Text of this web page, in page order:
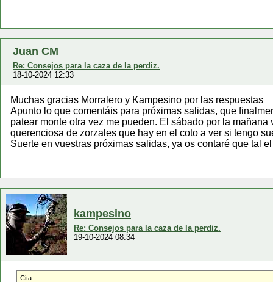
Juan CM
Re: Consejos para la caza de la perdiz.
18-10-2024 12:33
Muchas gracias Morralero y Kampesino por las respuestas
Apunto lo que comentáis para próximas salidas, que
patear monte otra vez me pueden. El sábado por la
querenciosa de zorzales que hay en el coto a ver si tengo
Suerte en vuestras próximas salidas, ya os contaré que tal
kampesino
Re: Consejos para la caza de la perdiz.
19-10-2024 08:34
Cita